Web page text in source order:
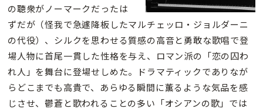
の聴衆がノーマークだったは
ずだが（怪我で急遽降板したマルチェッロ・ジョルダーニ
の代役）、シルクを思わせる質感の高音と勇敢な歌唱で登
場人物に首尾一貫した性格を与え、ロマン派の「恋の囚わ
れ人」を舞台に登場せしめた。ドラマティックでありなが
らどこまでも高貴で、あらゆる瞬間に薫るような気品を感
じさせ、鬱蒼と歌われることの多い「オシアンの歌」では